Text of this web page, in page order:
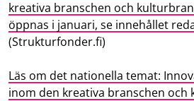
kreativa branschen och
öppnas i januari, se innehållet
(Strukturfonder.fi)
Läs om det nationella temat:
inom den kreativa branschen och